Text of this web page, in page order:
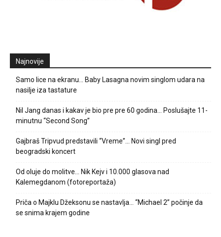
Najnovije
Samo lice na ekranu… Baby Lasagna novim singlom udara na
nasilje iza tastature
Nil Jang danas i kakav je bio pre pre 60 godina… Poslušajte 11-
minutnu “Second Song”
Gajbraš Tripvud predstavili “Vreme”… Novi singl pred
beogradski koncert
Od oluje do molitve… Nik Kejv i 10.000 glasova nad
Kalemegdanom (fotoreportaža)
Priča o Majklu Džeksonu se nastavlja… “Michael 2” počinje da
se snima krajem godine